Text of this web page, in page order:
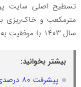
سال ۱۴۰۳ با موفقیت به انجام رسیده است.
بیشتر بخوانید: